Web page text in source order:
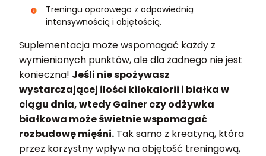
Treningu oporowego z odpowiednią
intensywnością i objętością.
Suplementacja może wspomagać każdy z
wymienionych punktów, ale dla żadnego nie jest
konieczna! Jeśli nie spożywasz
wystarczającej ilości kilokalorii i białka w
ciągu dnia, wtedy Gainer czy odżywka
białkowa może świetnie wspomagać
rozbudowę mięśni. Tak samo z kreatyną, która
przez korzystny wpływ na objętość treningową,